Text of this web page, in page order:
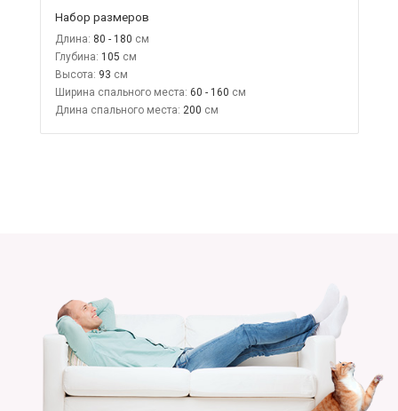
Набор размеров
Длина: 80 - 180
Глубина: 105
Высота: 93
Ширина спального места: 60 - 160
Длина спального места: 200